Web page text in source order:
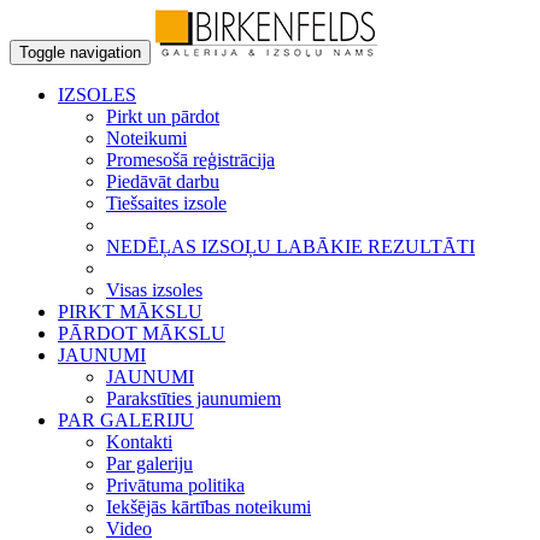
Toggle navigation
IZSOLES
Pirkt un pārdot
Noteikumi
Promesošā reģistrācija
Piedāvāt darbu
Tiešsaites izsole
NEDĒĻAS IZSOĻU LABĀKIE REZULTĀTI
Visas izsoles
PIRKT MĀKSLU
PĀRDOT MĀKSLU
JAUNUMI
JAUNUMI
Parakstīties jaunumiem
PAR GALERIJU
Kontakti
Par galeriju
Privātuma politika
Iekšējās kārtības noteikumi
Video